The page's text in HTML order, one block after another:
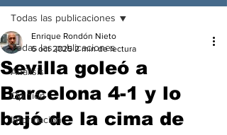
Todas las publicaciones
Análisis
Opinión
Información
Todas las publicaciones
Sevilla goleó a
Barcelona 4-1 y lo
bajó de la cima de
Enrique Rondón Nieto
6 oct 2025 2 min de lectura